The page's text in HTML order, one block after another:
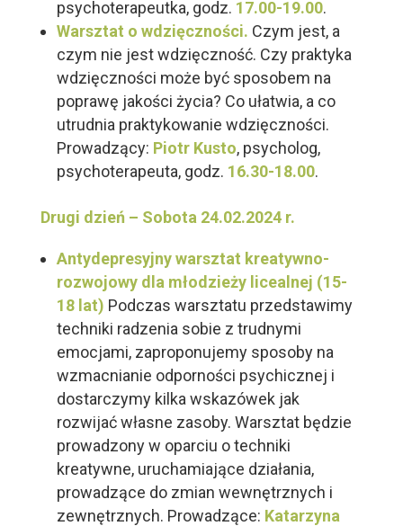
psychoterapeutka, godz. 17.00-19.00.
Warsztat o wdzięczności. Czym jest, a
czym nie jest wdzięczność. Czy praktyka
wdzięczności może być sposobem na
poprawę jakości życia? Co ułatwia, a co
utrudnia praktykowanie wdzięczności.
Prowadzący: Piotr Kusto, psycholog,
psychoterapeuta, godz. 16.30-18.00.
Drugi dzień – Sobota 24.02.2024 r.
Antydepresyjny warsztat kreatywno-
rozwojowy dla młodzieży licealnej (15-
18 lat) Podczas warsztatu przedstawimy
techniki radzenia sobie z trudnymi
emocjami, zaproponujemy sposoby na
wzmacnianie odporności psychicznej i
dostarczymy kilka wskazówek jak
rozwijać własne zasoby. Warsztat będzie
prowadzony w oparciu o techniki
kreatywne, uruchamiające działania,
prowadzące do zmian wewnętrznych i
zewnętrznych. Prowadzące: Katarzyna